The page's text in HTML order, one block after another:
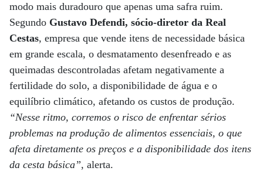
modo mais duradouro que apenas uma safra ruim.
Segundo Gustavo Defendi, sócio-diretor da Real
Cestas, empresa que vende itens de necessidade básica
em grande escala, o desmatamento desenfreado e as
queimadas descontroladas afetam negativamente a
fertilidade do solo, a disponibilidade de água e o
equilíbrio climático, afetando os custos de produção.
“Nesse ritmo, corremos o risco de enfrentar sérios
problemas na produção de alimentos essenciais, o que
afeta diretamente os preços e a disponibilidade dos itens
da cesta básica”, alerta.